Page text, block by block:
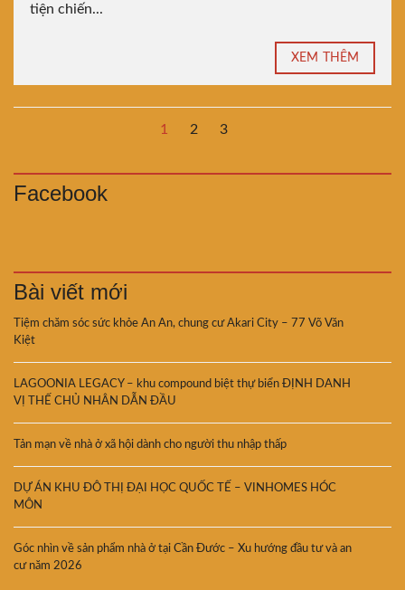
tiện chiến...
XEM THÊM
1 2 3
Facebook
Bài viết mới
Tiệm chăm sóc sức khỏe An An, chung cư Akari City – 77 Võ Văn
Kiệt
LAGOONIA LEGACY – khu compound biệt thự biển ĐỊNH DANH
VỊ THẾ CHỦ NHÂN DẪN ĐẦU
Tản mạn về nhà ở xã hội dành cho người thu nhập thấp
DỰ ÁN KHU ĐÔ THỊ ĐẠI HỌC QUỐC TẾ – VINHOMES HÓC
MÔN
Góc nhìn về sản phẩm nhà ở tại Cần Đước – Xu hướng đầu tư và an
cư năm 2026